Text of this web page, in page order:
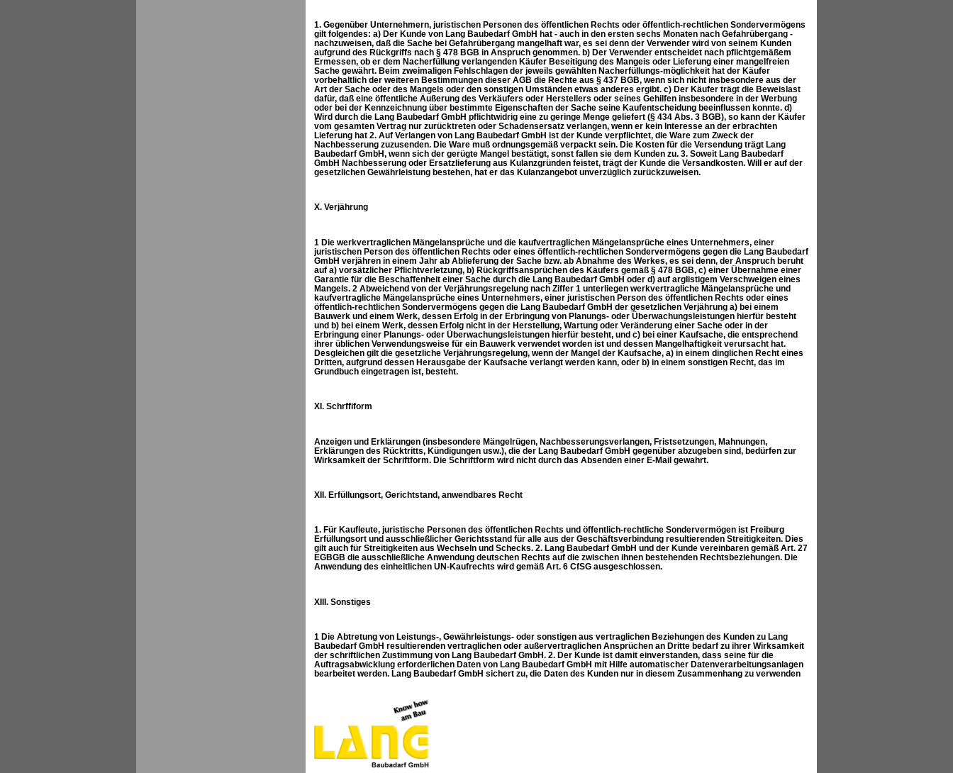
1. Gegenüber Unternehmern, juristischen Personen des öffentlichen Rechts oder öffentlich-rechtlichen Sondervermögens
gilt folgendes: a) Der Kunde von Lang Baubedarf GmbH hat - auch in den ersten sechs Monaten nach Gefahrübergang -
nachzuweisen, daß die Sache bei Gefahrübergang mangelhaft war, es sei denn der Verwender wird von seinem Kunden
aufgrund des Rückgriffs nach § 478 BGB in Anspruch genommen. b) Der Verwender entscheidet nach pflichtgemäßem
Ermessen, ob er dem Nacherfüllung verlangenden Käufer Beseitigung des Mangeis oder Lieferung einer mangelfreien
Sache gewährt. Beim zweimaligen Fehlschlagen der jeweils gewählten Nacherfüllungs-möglichkeit hat der Käufer
vorbehaltlich der weiteren Bestimmungen dieser AGB die Rechte aus § 437 BGB, wenn sich nicht insbesondere aus der
Art der Sache oder des Mangels oder den sonstigen Umständen etwas anderes ergibt. c) Der Käufer trägt die Beweislast
dafür, daß eine öffentliche Äußerung des Verkäufers oder Herstellers oder seines Gehilfen insbesondere in der Werbung
oder bei der Kennzeichnung über bestimmte Eigenschaften der Sache seine Kaufentscheidung beeinflussen konnte. d)
Wird durch die Lang Baubedarf GmbH pflichtwidrig eine zu geringe Menge geliefert (§ 434 Abs. 3 BGB), so kann der Käufer
vom gesamten Vertrag nur zurücktreten oder Schadensersatz verlangen, wenn er kein Interesse an der erbrachten
Lieferung hat 2. Auf Verlangen von Lang Baubedarf GmbH ist der Kunde verpflichtet, die Ware zum Zweck der
Nachbesserung zuzusenden. Die Ware muß ordnungsgemäß verpackt sein. Die Kosten für die Versendung trägt Lang
Baubedarf GmbH, wenn sich der gerügte Mangel bestätigt, sonst fallen sie dem Kunden zu. 3. Soweit Lang Baubedarf
GmbH Nachbesserung oder Ersatzlieferung aus Kulanzgründen feistet, trägt der Kunde die Versandkosten. Will er auf der
gesetzlichen Gewährleistung bestehen, hat er das Kulanzangebot unverzüglich zurückzuweisen.
X. Verjährung
1 Die werkvertraglichen Mängelansprüche und die kaufvertraglichen Mängelansprüche eines Unternehmers, einer
juristischen Person des öffentlichen Rechts oder eines öffentlich-rechtlichen Sondervermögens gegen die Lang Baubedarf
GmbH verjähren in einem Jahr ab Ablieferung der Sache bzw. ab Abnahme des Werkes, es sei denn, der Anspruch beruht
auf a) vorsätzlicher Pflichtverletzung, b) Rückgriffsansprüchen des Käufers gemäß § 478 BGB, c) einer Übernahme einer
Garantie für die Beschaffenheit einer Sache durch die Lang Baubedarf GmbH oder d) auf arglistigem Verschweigen eines
Mangels. 2 Abweichend von der Verjährungsregelung nach Ziffer 1 unterliegen werkvertragliche Mängelansprüche und
kaufvertragliche Mängelansprüche eines Unternehmers, einer juristischen Person des öffentlichen Rechts oder eines
öffentlich-rechtlichen Sondervermögens gegen die Lang Baubedarf GmbH der gesetzlichen Verjährung a) bei einem
Bauwerk und einem Werk, dessen Erfolg in der Erbringung von Planungs- oder Überwachungsleistungen hierfür besteht
und b) bei einem Werk, dessen Erfolg nicht in der Herstellung, Wartung oder Veränderung einer Sache oder in der
Erbringung einer Planungs- oder Überwachungsleistungen hierfür besteht, und c) bei einer Kaufsache, die entsprechend
ihrer üblichen Verwendungsweise für ein Bauwerk verwendet worden ist und dessen Mangelhaftigkeit verursacht hat.
Desgleichen gilt die gesetzliche Verjährungsregelung, wenn der Mangel der Kaufsache, a) in einem dinglichen Recht eines
Dritten, aufgrund dessen Herausgabe der Kaufsache verlangt werden kann, oder b) in einem sonstigen Recht, das im
Grundbuch eingetragen ist, besteht.
XI. Schrffiform
Anzeigen und Erklärungen (insbesondere Mängelrügen, Nachbesserungsverlangen, Fristsetzungen, Mahnungen,
Erklärungen des Rücktritts, Kündigungen usw.), die der Lang Baubedarf GmbH gegenüber abzugeben sind, bedürfen zur
Wirksamkeit der Schriftform. Die Schriftform wird nicht durch das Absenden einer E-Mail gewahrt.
XII. Erfüllungsort, Gerichtstand, anwendbares Recht
1. Für Kaufleute, juristische Personen des öffentlichen Rechts und öffentlich-rechtliche Sondervermögen ist Freiburg
Erfüllungsort und ausschließlicher Gerichtsstand für alle aus der Geschäftsverbindung resultierenden Streitigkeiten. Dies
gilt auch für Streitigkeiten aus Wechseln und Schecks. 2. Lang Baubedarf GmbH und der Kunde vereinbaren gemäß Art. 27
EGBGB die ausschließliche Anwendung deutschen Rechts auf die zwischen ihnen bestehenden Rechtsbeziehungen. Die
Anwendung des einheitlichen UN-Kaufrechts wird gemäß Art. 6 CfSG ausgeschlossen.
XIII. Sonstiges
1 Die Abtretung von Leistungs-, Gewährleistungs- oder sonstigen aus vertraglichen Beziehungen des Kunden zu Lang
Baubedarf GmbH resultierenden vertraglichen oder außervertraglichen Ansprüchen an Dritte bedarf zu ihrer Wirksamkeit
der schriftlichen Zustimmung von Lang Baubedarf GmbH. 2. Der Kunde ist damit einverstanden, dass seine für die
Auftragsabwicklung erforderlichen Daten von Lang Baubedarf GmbH mit Hilfe automatischer Datenverarbeitungsanlagen
bearbeitet werden. Lang Baubedarf GmbH sichert zu, die Daten des Kunden nur in diesem Zusammenhang zu verwenden